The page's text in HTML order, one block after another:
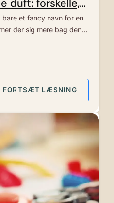
duft: forskelle,
bare et fancy navn for en
der sig mere bag den
FORTSÆT LÆSNING: HVAD